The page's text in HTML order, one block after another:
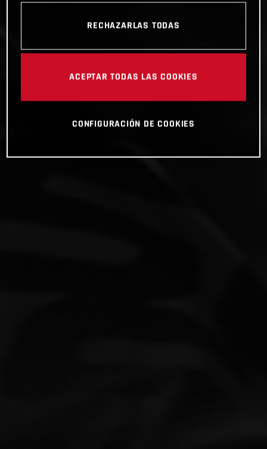
RECHAZARLAS TODAS
ACEPTAR TODAS LAS COOKIES
CONFIGURACIÓN DE COOKIES